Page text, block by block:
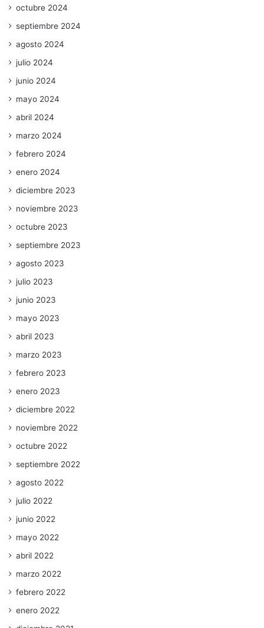
octubre 2024
septiembre 2024
agosto 2024
julio 2024
junio 2024
mayo 2024
abril 2024
marzo 2024
febrero 2024
enero 2024
diciembre 2023
noviembre 2023
octubre 2023
septiembre 2023
agosto 2023
julio 2023
junio 2023
mayo 2023
abril 2023
marzo 2023
febrero 2023
enero 2023
diciembre 2022
noviembre 2022
octubre 2022
septiembre 2022
agosto 2022
julio 2022
junio 2022
mayo 2022
abril 2022
marzo 2022
febrero 2022
enero 2022